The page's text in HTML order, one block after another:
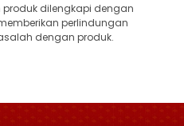
produk dilengkapi dengan
perlindungan
dengan produk.